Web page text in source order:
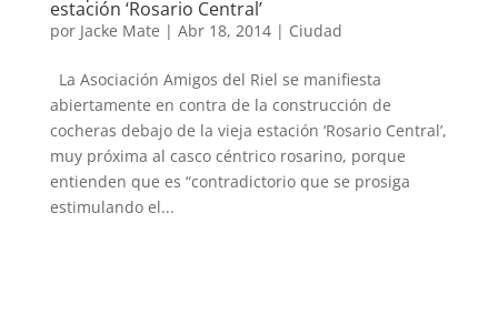
estación ‘Rosario Central’
por Jacke Mate | Abr 18, 2014| Ciudad
La Asociación Amigos del Riel se manifiesta
abiertamente en contra de la construcción de
cocheras debajo de la vieja estación ‘Rosario Central’,
muy próxima al casco céntrico rosarino, porque
entienden que es “contradictorio que se prosiga
estimulando el...